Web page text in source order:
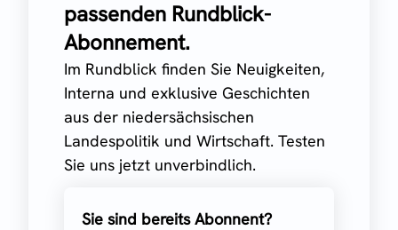
passenden Rundblick-
Abonnement.
Im Rundblick finden Sie Neuigkeiten,
Interna und exklusive Geschichten
aus der niedersächsischen
Landespolitik und Wirtschaft. Testen
Sie uns jetzt unverbindlich.
Sie sind bereits Abonnent?